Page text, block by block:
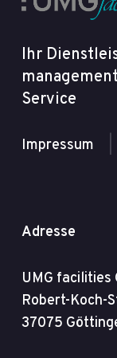
Ihr
Service
Impressum
Adresse
UMG facilities
Robert-Koch-
37075